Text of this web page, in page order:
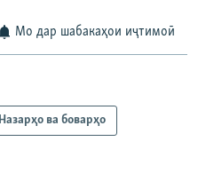
Мо дар шабакаҳои иҷтимоӣ
Назарҳо ва боварҳо